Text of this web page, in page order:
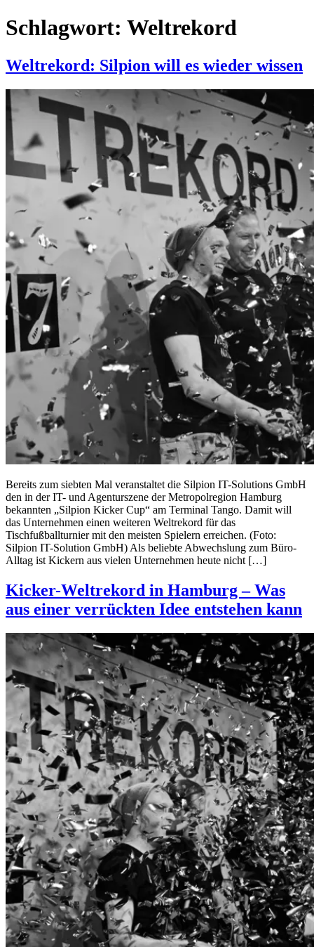
Schlagwort: Weltrekord
Weltrekord: Silpion will es wieder wissen
Bereits zum siebten Mal veranstaltet die Silpion IT-Solutions GmbH
den in der IT- und Agenturszene der Metropolregion Hamburg
bekannten „Silpion Kicker Cup“ am Terminal Tango. Damit will
das Unternehmen einen weiteren Weltrekord für das
Tischfußballturnier mit den meisten Spielern erreichen. (Foto:
Silpion IT-Solution GmbH) Als beliebte Abwechslung zum Büro-
Alltag ist Kickern aus vielen Unternehmen heute nicht […]
Kicker-Weltrekord in Hamburg – Was
aus einer verrückten Idee entstehen kann